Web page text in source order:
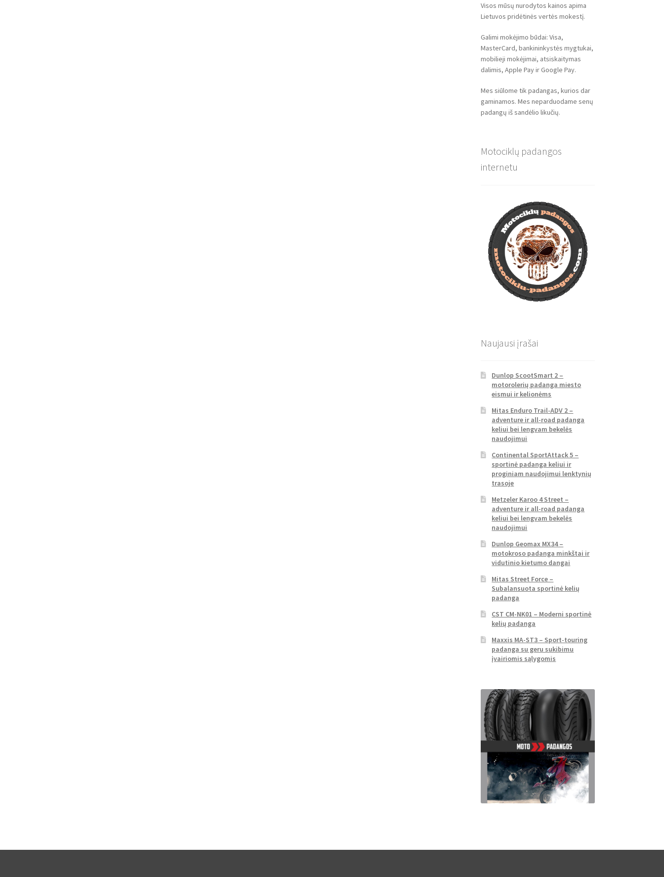
Visos mūsų nurodytos kainos apima
Lietuvos pridėtinės vertės mokestį.
Galimi mokėjimo būdai: Visa,
MasterCard, bankininkystės mygtukai,
mobilieji mokėjimai, atsiskaitymas
dalimis, Apple Pay ir Google Pay.
Mes siūlome tik padangas, kurios dar
gaminamos. Mes neparduodame senų
padangų iš sandėlio likučių.
Motociklų padangos
internetu
Naujausi įrašai
Dunlop ScootSmart 2 –
motorolerių padanga miesto
eismui ir kelionėms
Mitas Enduro Trail-ADV 2 –
adventure ir all-road padanga
keliui bei lengvam bekelės
naudojimui
Continental SportAttack 5 –
sportinė padanga keliui ir
proginiam naudojimui lenktynių
trasoje
Metzeler Karoo 4 Street –
adventure ir all-road padanga
keliui bei lengvam bekelės
naudojimui
Dunlop Geomax MX34 –
motokroso padanga minkštai ir
vidutinio kietumo dangai
Mitas Street Force –
Subalansuota sportinė kelių
padanga
CST CM-NK01 – Moderni sportinė
kelių padanga
Maxxis MA-ST3 – Sport-touring
padanga su geru sukibimu
įvairiomis sąlygomis